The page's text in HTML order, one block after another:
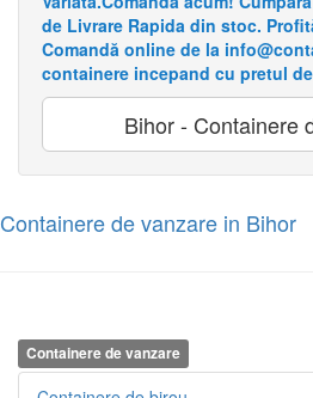
de Livrare Rapida din stoc.
Comandă online de la
containere incepand cu pretul de
Bihor - Containere
Containere de vanzare in Bihor
Containere de vanzare